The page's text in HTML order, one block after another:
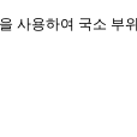
사용하여 국소 부